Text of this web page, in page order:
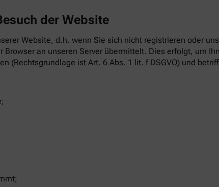
der Website
Website, d.h. wenn Sie sich nicht registrieren oder
Browser an unseren Server übermittelt. Dies erfolgt, um
(Rechtsgrundlage ist Art. 6 Abs. 1 lit. f DSGVO) und